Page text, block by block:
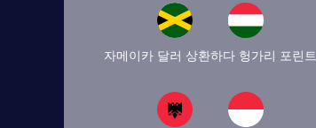
자메이카 달러 상환하다 헝가리 포린트